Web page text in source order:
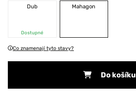
Dub
Dostupné
Mahagon
Co znamenají tyto stavy?
Do košíku